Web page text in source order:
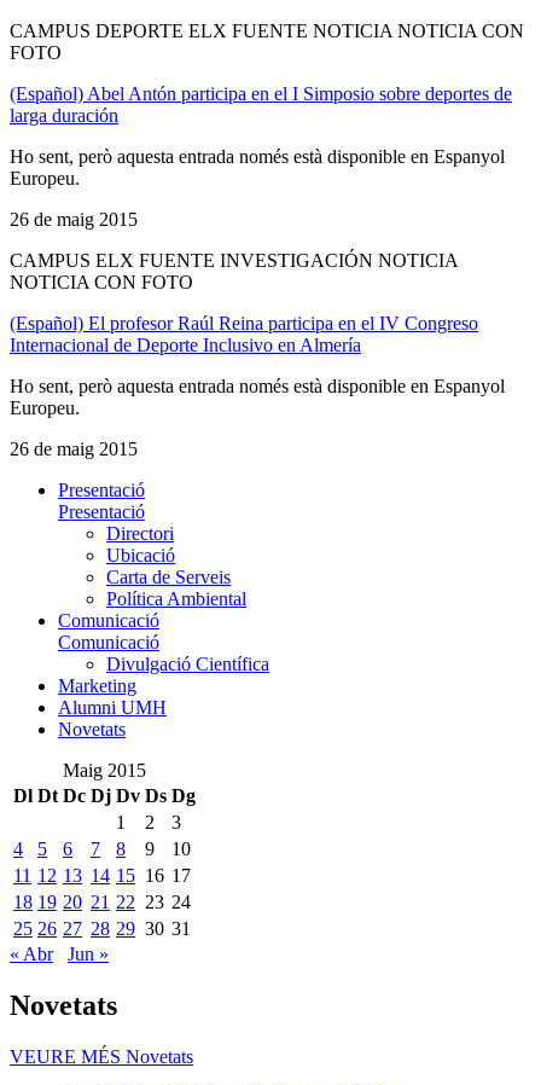
CAMPUS DEPORTE ELX FUENTE NOTICIA NOTICIA CON
FOTO
(Español) Abel Antón participa en el I Simposio sobre deportes de
larga duración
Ho sent, però aquesta entrada només està disponible en Espanyol
Europeu.
26 de maig 2015
CAMPUS ELX FUENTE INVESTIGACIÓN NOTICIA
NOTICIA CON FOTO
(Español) El profesor Raúl Reina participa en el IV Congreso
Internacional de Deporte Inclusivo en Almería
Ho sent, però aquesta entrada només està disponible en Espanyol
Europeu.
26 de maig 2015
Presentació
Presentació
Directori
Ubicació
Carta de Serveis
Política Ambiental
Comunicació
Comunicació
Divulgació Científica
Marketing
Alumni UMH
Novetats
Maig 2015
Dl Dt Dc Dj Dv Ds Dg
1
2
3
4
5 6 7 8 9
10
11 12 13 14 15 16 17
18 19 20 21 22 23 24
25 26 27 28 29 30 31
« Abr
Jun »
Novetats
VEURE MÉS Novetats